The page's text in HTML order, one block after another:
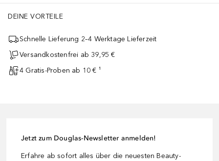
DEINE VORTEILE
Schnelle Lieferung 2–4 Werktage Lieferzeit
Versandkostenfrei ab 39,95 €
4 Gratis-Proben ab 10 € ¹
Jetzt zum Douglas-Newsletter anmelden!
Erfahre ab sofort alles über die neuesten Beauty-